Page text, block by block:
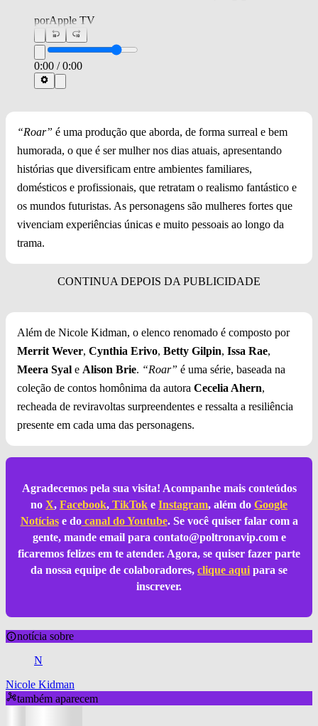
porApple TV
0:00 /0:00
“Roar” é uma produção que aborda, de forma surreal e bem
humorada, o que é ser mulher nos dias atuais, apresentando
histórias que diversificam entre ambientes familiares,
domésticos e profissionais, que retratam o realismo fantástico e
os mundos futuristas. As personagens são mulheres fortes que
vivenciam experiências únicas e muito pessoais ao longo da
trama.
Além de Nicole Kidman, o elenco renomado é composto por
Merrit Wever, Cynthia Erivo, Betty Gilpin, Issa Rae,
Meera Syal e Alison Brie. “Roar” é uma série, baseada na
coleção de contos homônima da autora Cecelia Ahern,
recheada de reviravoltas surpreendentes e ressalta a resiliência
presente em cada uma das personagens.
Agradecemos pela sua visita! Acompanhe mais conteúdos
no X, Facebook, TikTok e Instagram, além do Google
Notíciase docanal do Youtube. Se você quiser falar com a
gente, mande email para contato@poltronavip.come
ficaremos felizes em te atender. Agora, se quiser fazer parte
da nossa equipe de colaboradores, clique aqui para se
inscrever.
notícia sobre
N
Nicole Kidman
também aparecem